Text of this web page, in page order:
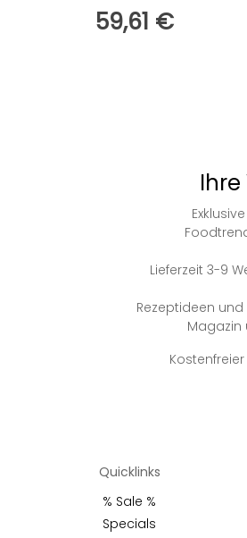
59,61 €
Lieferzeit 3-9
Rezeptideen
Magazin
Quicklinks
% Sale %
Specials